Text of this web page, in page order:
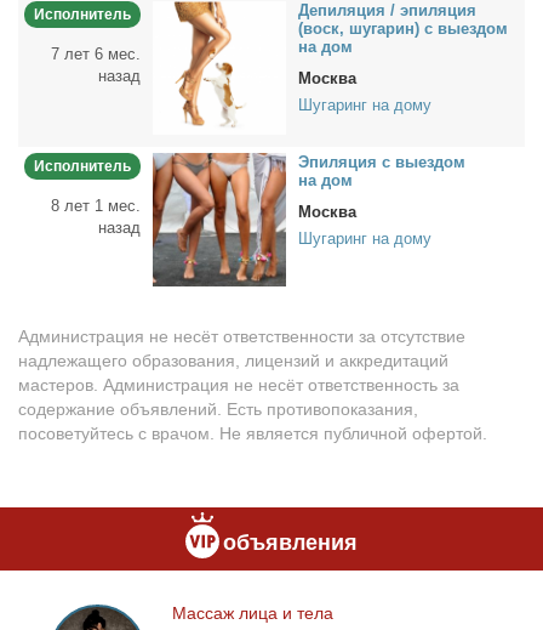
Исполнитель
7 лет 6 мес.
назад
Де­пи­ля­ция / эпи­ля­ция
(воск, шу­га­рин) с вы­ез­дом
на дом
Москва
Шугаринг на дому
Исполнитель
8 лет 1 мес.
назад
Эпи­ля­ция с вы­ез­дом
на дом
Москва
Шугаринг на дому
Администрация не несёт ответственности за отсутствие
надлежащего образования, лицензий и аккредитаций
мастеров. Администрация не несёт ответственность за
содержание объявлений. Есть противопоказания,
посоветуйтесь с врачом. Не является публичной офертой.
объявления
Массаж
Мас­саж ли­ца и те­ла